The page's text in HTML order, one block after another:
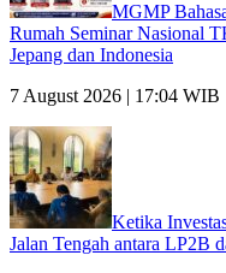
MGMP
Rumah Seminar Nasional
Jepang dan Indonesia
7 August 2026 | 17:04 WIB
Ketika
Jalan Tengah antara LP2B